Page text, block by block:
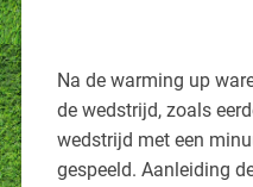
Na de warming up
de wedstrijd, zoals
wedstrijd met een
gespeeld. Aanleiding